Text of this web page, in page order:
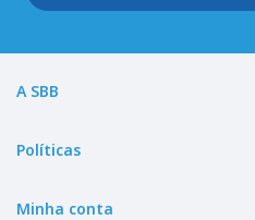
A SBB
Políticas
Minha conta